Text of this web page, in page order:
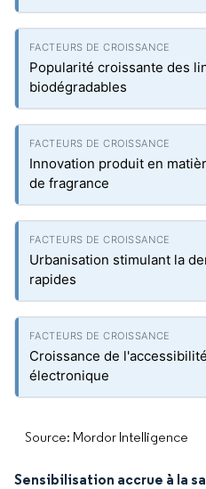
Popularité croissante des
biodégradables
Innovation produit en
de fragrance
Urbanisation stimulant la
rapides
Croissance de
électronique
Source: Mordor Intelligence
Sensibilisation accrue à la